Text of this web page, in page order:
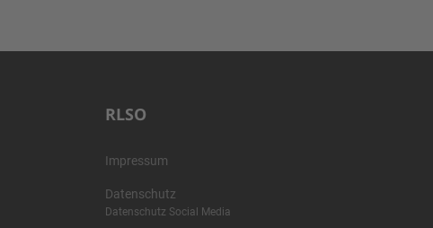
RLSO
Impressum
Datenschutz
Datenschutz Social Media